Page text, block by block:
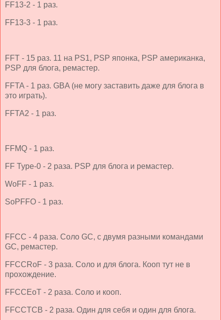
FF13-2 - 1 раз.
FF13-3 - 1 раз.
FFT - 15 раз. 11 на PS1, PSP японка, PSP американка,
PSP для блога, ремастер.
FFTA - 1 раз. GBA (не могу заставить даже для блога в
это играть).
FFTA2 - 1 раз.
FFMQ - 1 раз.
FF Type-0 - 2 раза. PSP для блога и ремастер.
WoFF - 1 раз.
SoPFFO - 1 раз.
FFCC - 4 раза. Соло GC, с двумя разными командами
GC, ремастер.
FFCCRoF - 3 раза. Соло и для блога. Кооп тут не в
прохождение.
FFCCEoT - 2 раза. Соло и кооп.
FFCCTCB - 2 раза. Один для себя и один для блога.